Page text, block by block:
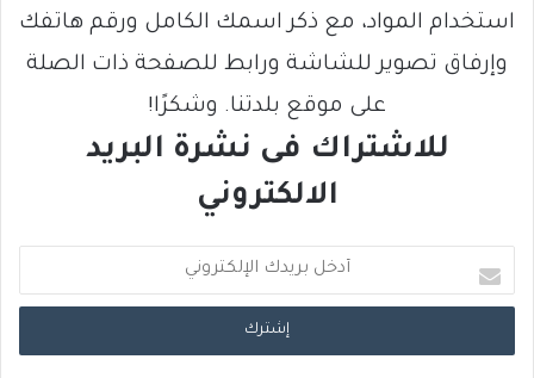
استخدام المواد، مع ذكر اسمك الكامل ورقم هاتفك
وإرفاق تصوير للشاشة ورابط للصفحة ذات الصلة
على موقع بلدتنا. وشكرًا!
للاشتراك فى نشرة البريد
الالكتروني
د
خ